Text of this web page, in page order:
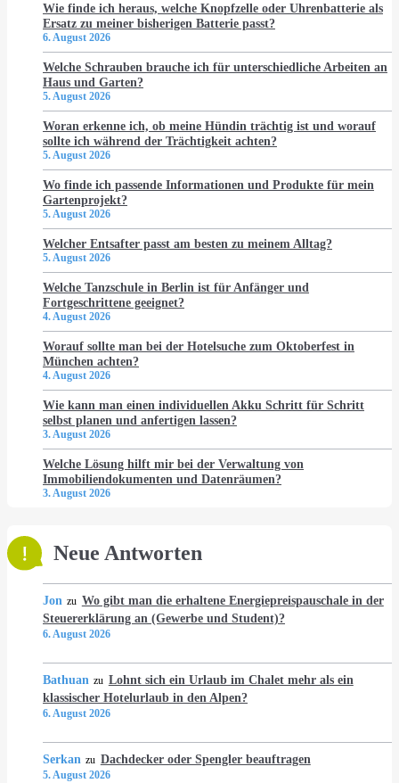
Wie finde ich heraus, welche Knopfzelle oder Uhrenbatterie als
Ersatz zu meiner bisherigen Batterie passt?
6. August 2026
Welche Schrauben brauche ich für unterschiedliche Arbeiten an
Haus und Garten?
5. August 2026
Woran erkenne ich, ob meine Hündin trächtig ist und worauf
sollte ich während der Trächtigkeit achten?
5. August 2026
Wo finde ich passende Informationen und Produkte für mein
Gartenprojekt?
5. August 2026
Welcher Entsafter passt am besten zu meinem Alltag?
5. August 2026
Welche Tanzschule in Berlin ist für Anfänger und
Fortgeschrittene geeignet?
4. August 2026
Worauf sollte man bei der Hotelsuche zum Oktoberfest in
München achten?
4. August 2026
Wie kann man einen individuellen Akku Schritt für Schritt
selbst planen und anfertigen lassen?
3. August 2026
Welche Lösung hilft mir bei der Verwaltung von
Immobiliendokumenten und Datenräumen?
3. August 2026
Neue Antworten
Jon zu Wo gibt man die erhaltene Energiepreispauschale in der
Steuererklärung an (Gewerbe und Student)?
6. August 2026
Bathuan zu Lohnt sich ein Urlaub im Chalet mehr als ein
klassischer Hotelurlaub in den Alpen?
6. August 2026
Serkan zu Dachdecker oder Spengler beauftragen
5. August 2026